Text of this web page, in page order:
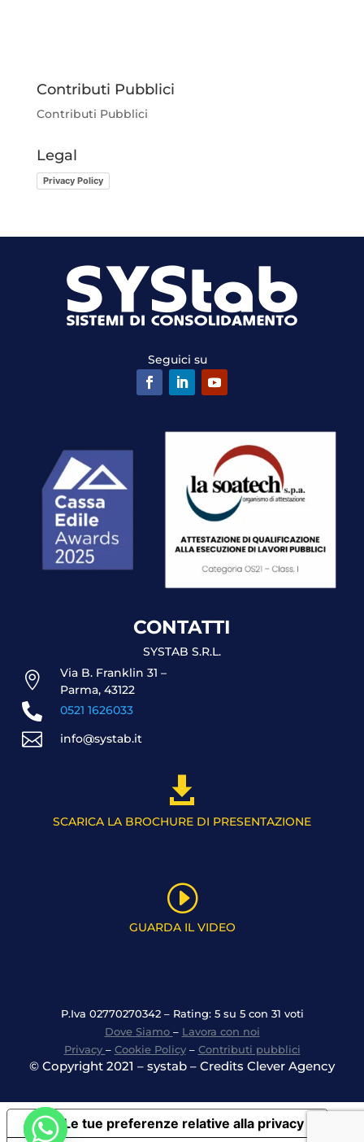
Contributi Pubblici
Contributi Pubblici
Legal
Privacy Policy
Seguici su
CONTATTI
SYSTAB S.R.L.

Via B. Franklin 31 –
Parma, 43122
 0521 1626033
 info@systab.it

SCARICA LA BROCHURE DI PRESENTAZIONE
I
GUARDA IL VIDEO
P.Iva 02770270342 – Rating: 5 su 5 con 31 voti
Dove Siamo – Lavora con noi
Privacy – Cookie Policy– Contributi pubblici
© Copyright 2021 – systab – Credits Clever Agency
Le tue preferenze relative alla privacy